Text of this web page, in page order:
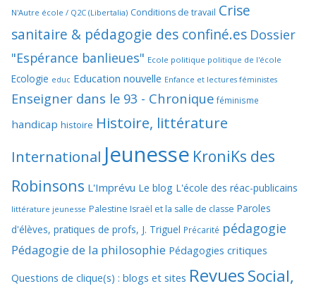
N'Autre école / Q2C (Libertalia) Conditions de travail Crise
sanitaire & pédagogie des confiné.es Dossier
"Espérance banlieues" Ecole politique politique de l'école
Ecologie educ Education nouvelle Enfance et lectures féministes
Enseigner dans le 93 - Chronique féminisme
handicap histoire Histoire, littérature
International Jeunesse KroniKs des
Robinsons L'Imprévu Le blog L'école des réac-publicains
littérature jeunesse Palestine Israël et la salle de classe Paroles
d'élèves, pratiques de profs, J. Triguel Précarité pédagogie
Pédagogie de la philosophie Pédagogies critiques
Questions de clique(s) : blogs et sites RevuesSocial,